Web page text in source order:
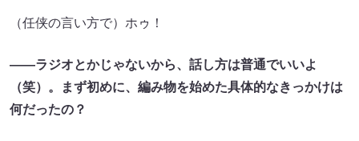
（任侠の言い方で）ホゥ！
――ラジオとかじゃないから、話し方は普通でいいよ
（笑）。まず初めに、編み物を始めた具体的なきっかけは
何だったの？